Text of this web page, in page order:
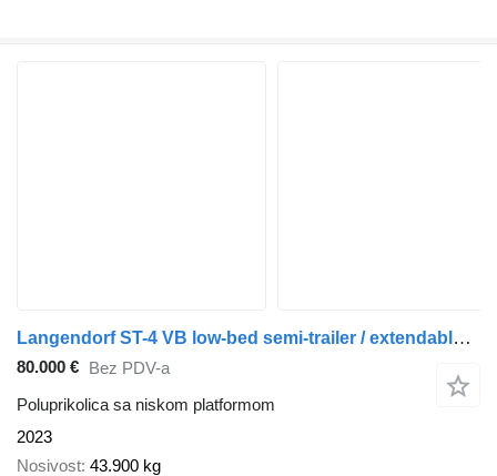
Langendorf ST-4 VB low-bed semi-trailer / extendable / widened / 2 steering
80.000 € Bez PDV-a
Poluprikolica sa niskom platformom
2023
Nosivost 43.900 kg